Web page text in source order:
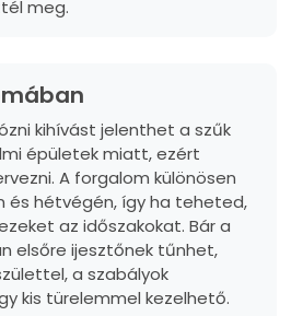
meg.
kihívást jelenthet a szűk
épületek miatt, ezért
A forgalom különösen
és hétvégén, így ha teheted,
az időszakokat. Bár a
elsőre ijesztőnek tűnhet,
a szabályok
kis türelemmel kezelhető.